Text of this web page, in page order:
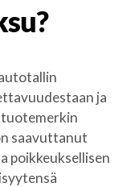
ja
saavuttanut
poikkeuksellisen